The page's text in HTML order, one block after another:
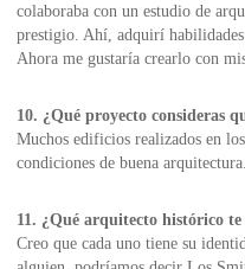
colaboraba con un estudio de
prestigio. Ahí, adquirí habilidades
Ahora me gustaría crearlo con
10. ¿Qué proyecto consideras
Muchos edificios realizados en
condiciones de buena
11. ¿Qué arquitecto histórico
Creo que cada uno tiene su